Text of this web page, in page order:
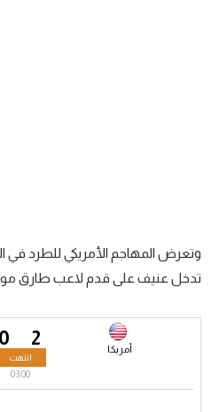
سعودي في الجول
الدوري الإنجليزي
الدوري الإسباني
تدخل عنيف على قدم لاعب طارق
2 أمريكا 0
انتهت
03:00